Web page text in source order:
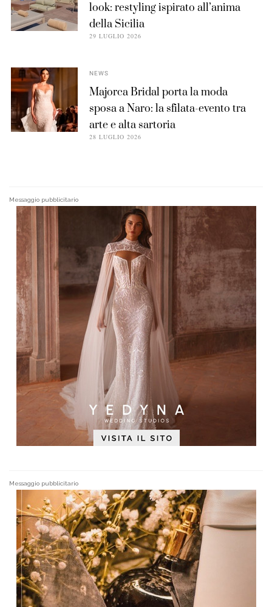
look: restyling ispirato all’anima
della Sicilia
29 LUGLIO 2026
NEWS
Majorca Bridal porta la moda
sposa a Naro: la sfilata-evento tra
arte e alta sartoria
28 LUGLIO 2026
Messaggio pubblicitario
Messaggio pubblicitario